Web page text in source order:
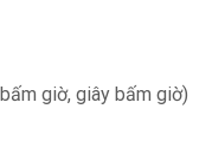
giờ, giây bấm giờ)